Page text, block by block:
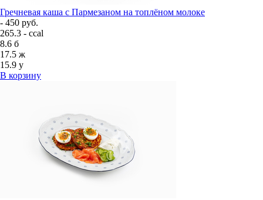
Гречневая каша с Пармезаном на топлёном молоке
- 450 руб.
265.3 - ccal
8.6 б
17.5 ж
15.9 у
В корзину